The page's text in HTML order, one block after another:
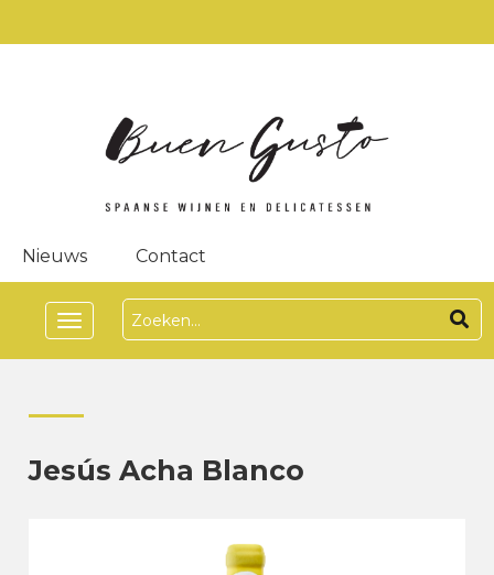
Nieuws Contact
Toggle
Jesús Acha Blanco